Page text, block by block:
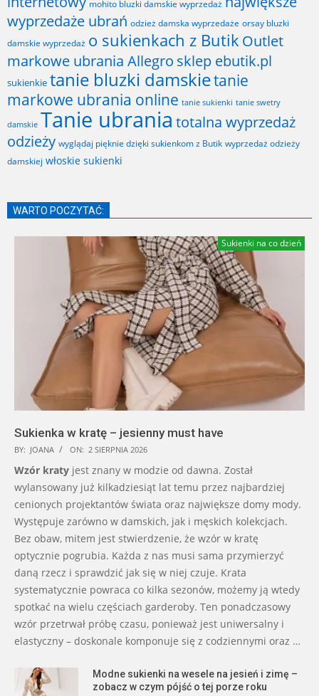
mohito bluzki damskie wyprzedaż
wyprzedaże ubrań odzież damska wyprzedaże orsay bluzki
damskie wyprzedaż o sukienkach z Butik Outlet
markowe ubrania Allegro sklep ebutik.pl
sukienkie tanie bluzki damskietanie
markowe ubrania online tanie sukienki tanie swetry
damskie Tanie ubrania totalna wyprzedaż
odzieży wyglądaj pięknie dzięki sukienkom z Butik wyprzedaż odzieży
damskiej włoskie sukienki
WARTO POCZYTAĆ:
Sukienki na co dzień
Sukienka w kratę – jesienny must have
BY: JOANA ON: 2 SIERPNIA 2026
Wzór kraty jest znany w modzie od dawna. Został
wylansowany już kilkadziesiąt lat temu przez najbardziej
cenionych projektantów świata oraz największe domy mody.
Występuje zarówno w damskich, jak i męskich kolekcjach.
Bez obaw, mitem jest stwierdzenie, że wzór w kratę
optycznie pogrubia. Każda z nas musi sama przymierzyć
daną rzecz i sprawdzić jak się w niej czuje. Krata
systematycznie powraca co kilka sezonów, możemy ją wtedy
spotkać na wielu częściach garderoby. Ten ponadczasowy
wzór przetrwał próbę czasu, ponieważ jest uniwersalny i
elastyczny – doskonale komponuje się z codziennymi oraz …
Modne sukienki na wesele na jesień i zimę –
zobacz w czym pójść o tej porze roku